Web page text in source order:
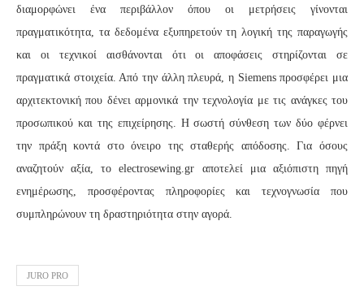
διαμορφώνει ένα περιβάλλον όπου οι μετρήσεις γίνονται
πραγματικότητα, τα δεδομένα εξυπηρετούν τη λογική της παραγωγής
και οι τεχνικοί αισθάνονται ότι οι αποφάσεις στηρίζονται σε
πραγματικά στοιχεία. Από την άλλη πλευρά, η Siemens προσφέρει μια
αρχιτεκτονική που δένει αρμονικά την τεχνολογία με τις ανάγκες του
προσωπικού και της επιχείρησης. Η σωστή σύνθεση των δύο φέρνει
την πράξη κοντά στο όνειρο της σταθερής απόδοσης. Για όσους
αναζητούν αξία, το electrosewing.gr αποτελεί μια αξιόπιστη πηγή
ενημέρωσης, προσφέροντας πληροφορίες και τεχνογνωσία που
συμπληρώνουν τη δραστηριότητα στην αγορά.
JURO PRO